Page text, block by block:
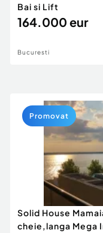
Bai si Lift
164.000 eur
Bucuresti
Solid House
cheie,langa Mega
Promovat